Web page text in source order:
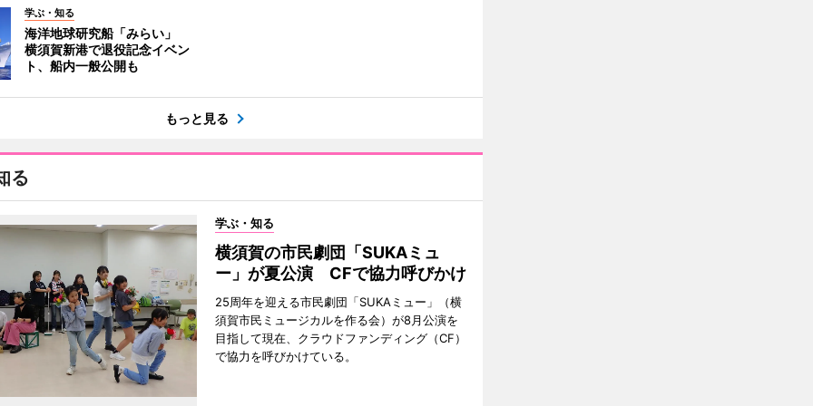
学ぶ・知る
海洋地球研究船「みらい」
横須賀新港で退役記念イベン
ト、船内一般公開も
もっと見る
る
学ぶ・知る
横須賀の市民劇団「SUKAミュ
ー」が夏公演 CFで協力呼びかけ
25周年を迎える市民劇団「SUKAミュー」（横
須賀市民ミュージカルを作る会）が8月公演を
目指して現在、クラウドファンディング（CF）
で協力を呼びかけている。